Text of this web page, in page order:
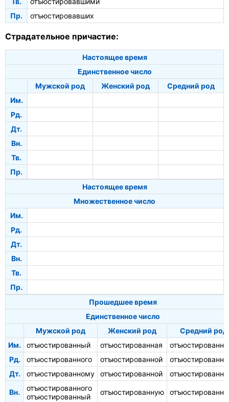
Пр.
отъюстировавших
Страдательное причастие:
Настоящее время
Единственное число
Мужской род
Женский род
Средний род
Им.
Рд.
Дт.
Вн.
Тв.
Пр.
Настоящее время
Множественное число
Им.
Рд.
Дт.
Вн.
Тв.
Пр.
Прошедшее время
Единственное число
Мужской род
Женский род
Средний род
Им.
отъюстированный отъюстированная
Рд.
отъюстированного отъюстированной
Дт.
отъюстированному отъюстированной
Вн.
отъюстированного
отъюстированный
отъюстированную